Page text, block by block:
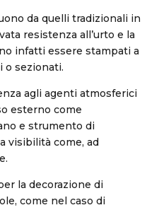
da quelli tradizionali in
resistenza all’urto e la
infatti essere stampati a
o sezionati.
agli agenti atmosferici
esterno come
e strumento di
visibilità come, ad
la decorazione di
come nel caso di